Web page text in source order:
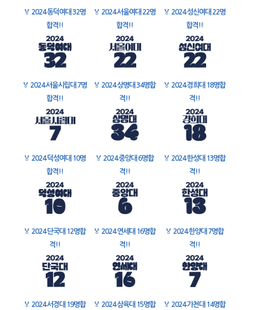
🏅 2024 동덕여대 32명
합격!!
🏅 2024 서울여대 22명
합격!!
🏅 2024 성신여대 22명
합격!!
🏅 2024 서울시립대 7명
합격!!
🏅 2024 상명대 34명합
격!!
🏅 2024 경희대 18명합
격!!
🏅 2024 덕성여대 10명
합격!!
🏅 2024 중앙대 6명합
격!!
🏅 2024 한성대 13명합
격!!
🏅 2024 단국대 12명합
격!!
🏅 2024 연세대 16명합
격!!
🏅 2024 한양대 7명합
격!!
🏅 2024 서경대 19명합
🏅 2024 삼육대 15명합
🏅 2024 가천대 14명합